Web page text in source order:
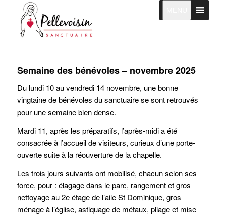
Semaine des bénévoles – novembre 2025
Du lundi 10 au vendredi 14 novembre, une bonne
vingtaine de bénévoles du sanctuaire se sont retrouvés
pour une semaine bien dense.
Mardi 11, après les préparatifs, l’après-midi a été
consacrée à l’accueil de visiteurs, curieux d’une porte-
ouverte suite à la réouverture de la chapelle.
Les trois jours suivants ont mobilisé, chacun selon ses
force, pour : élagage dans le parc, rangement et gros
nettoyage au 2e étage de l’aile St Dominique, gros
ménage à l’église, astiquage de métaux, pliage et mise